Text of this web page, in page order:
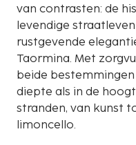
van contrasten: de
levendige
rustgevende
Taormina. Met
beide
diepte als in de
stranden, van kunst
limoncello.